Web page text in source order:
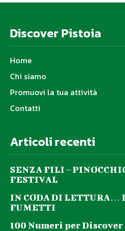
Discover Pistoia
Home
Chi siamo
Promuovi la tua attività
Contatti
Articoli recenti
SENZA FILI –
FESTIVAL
IN CODA DI LETTURA…
FUMETTI
100 Numeri per